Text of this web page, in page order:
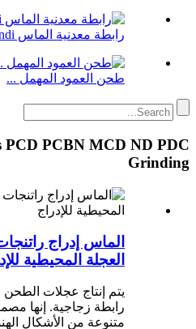
رابطة معدنية الماس CBN Grindi ...
طحن العمود المهمل ...
PCD PCBN MCD ND PDC
Grinding
الماس إدراج
العجلة المحيطية
رابطة زجاجية. إنها
متنوعة من الأشكال